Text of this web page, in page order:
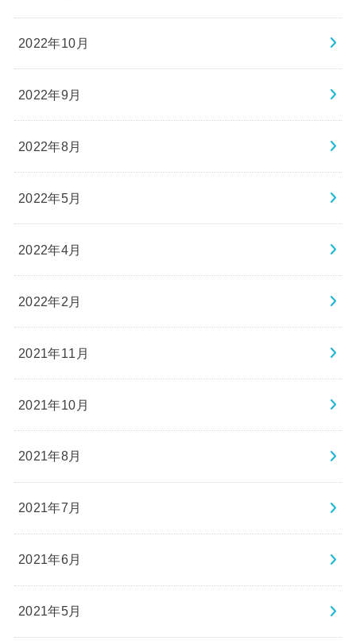
2022年10月
2022年9月
2022年8月
2022年5月
2022年4月
2022年2月
2021年11月
2021年10月
2021年8月
2021年7月
2021年6月
2021年5月